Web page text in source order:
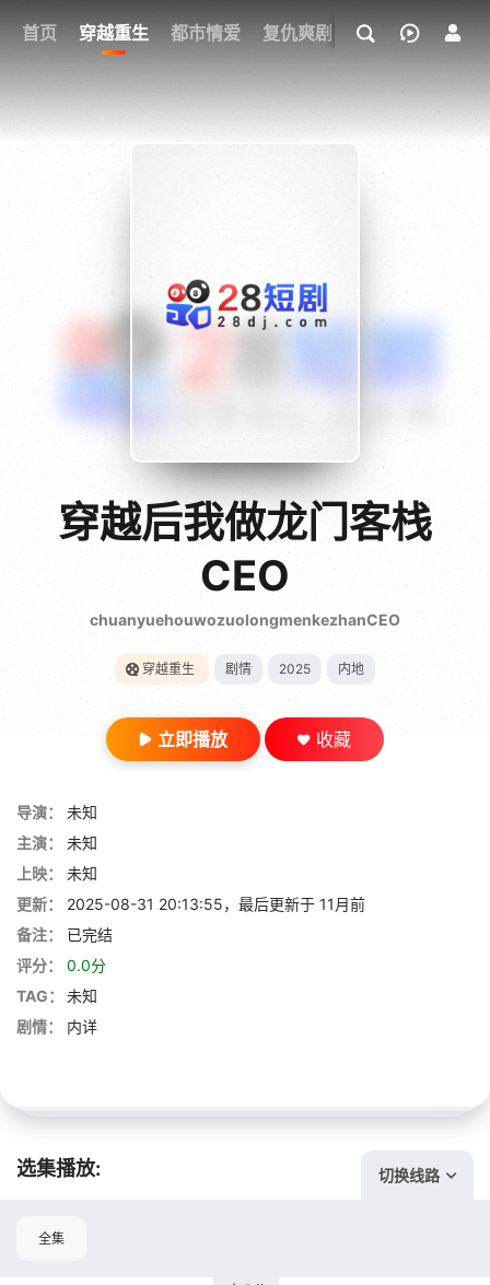
首页 穿越重生 都市情爱 复仇爽剧 玄幻武侠 奇幻
我的观影记录
{if condition="$obj.vod_points
gt 0"}
28短剧
穿越后我做龙门客栈
CEO
chuanyuehouwozuolongmenkezhanCEO
穿越重生 剧情 2025 内地
立即播放 收藏
导演：
未知
主演：
未知
上映：
未知
更新：
2025-08-31 20:13:55，最后更新于 11月前
备注：
已完结
评分：
0.0分
TAG：
未知
剧情：
内详
选集播放: 切换线路
全集